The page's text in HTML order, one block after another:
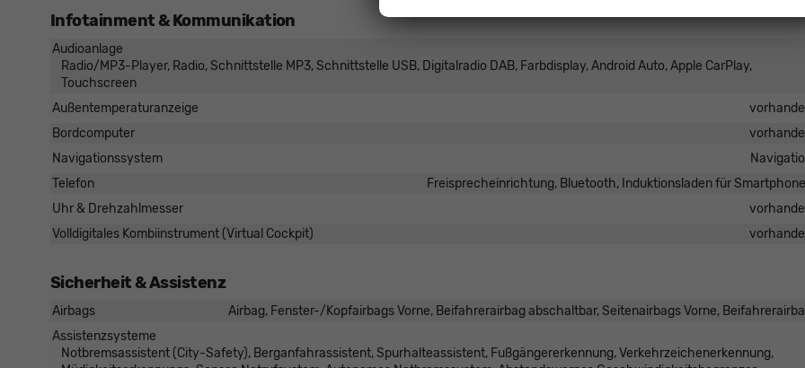
Infotainment & Kommunikation
Audioanlage
Radio/MP3-Player, Radio, Schnittstelle MP3, Schnittstelle USB, Digitalradio DAB, Farbdisplay, Android Auto, Apple CarPlay,
Touchscreen
Außentemperaturanzeige
Bordcomputer
Navigationssystem
Telefon
Freisprecheinrichtung, Bluetooth, Induktionsladen für
Uhr & Drehzahlmesser
Volldigitales Kombiinstrument (Virtual Cockpit)
Sicherheit & Assistenz
Airbags
Airbag, Fenster-/Kopfairbags Vorne, Beifahrerairbag abschaltbar, Seitenairbags Vorne,
Assistenzsysteme
Notbremsassistent (City-Safety), Berganfahrassistent, Spurhalteassistent, Fußgängererkennung, Verkehrzeichenerkennung,